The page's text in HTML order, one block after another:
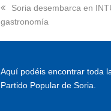
previous
post:
Soria desembarca en
gastronomía
Aquí podéis encontrar toda
Partido Popular de Soria.